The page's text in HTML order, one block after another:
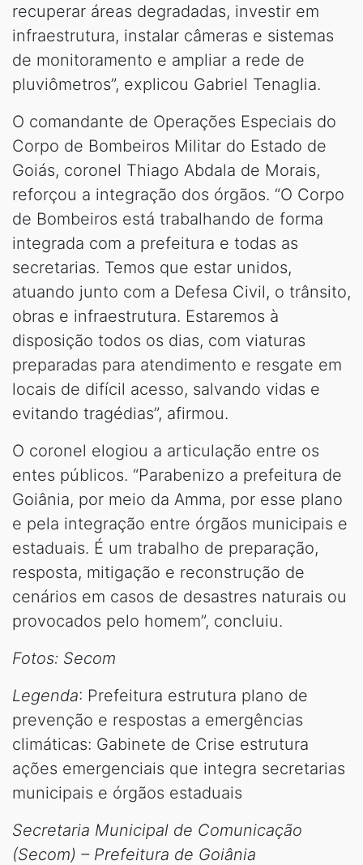
recuperar áreas degradadas, investir em
infraestrutura, instalar câmeras e sistemas
de monitoramento e ampliar a rede de
pluviômetros”, explicou Gabriel Tenaglia.
O comandante de Operações Especiais do
Corpo de Bombeiros Militar do Estado de
Goiás, coronel Thiago Abdala de Morais,
reforçou a integração dos órgãos. “O Corpo
de Bombeiros está trabalhando de forma
integrada com a prefeitura e todas as
secretarias. Temos que estar unidos,
atuando junto com a Defesa Civil, o trânsito,
obras e infraestrutura. Estaremos à
disposição todos os dias, com viaturas
preparadas para atendimento e resgate em
locais de difícil acesso, salvando vidas e
evitando tragédias”, afirmou.
O coronel elogiou a articulação entre os
entes públicos. “Parabenizo a prefeitura de
Goiânia, por meio da Amma, por esse plano
e pela integração entre órgãos municipais e
estaduais. É um trabalho de preparação,
resposta, mitigação e reconstrução de
cenários em casos de desastres naturais ou
provocados pelo homem”, concluiu.
Fotos: Secom
Legenda: Prefeitura estrutura plano de
prevenção e respostas a emergências
climáticas: Gabinete de Crise estrutura
ações emergenciais que integra secretarias
municipais e órgãos estaduais
Secretaria Municipal de Comunicação
(Secom) – Prefeitura de Goiânia